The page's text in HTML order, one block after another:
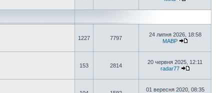
1227 7797
24 липня 2026, 18:58
MABP
153 2814
20 червня 2025, 12:11
radar77
01 вересня 2020, 08:35